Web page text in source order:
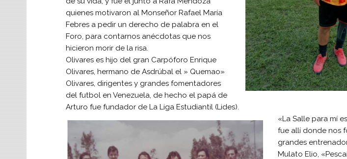
quienes motivaron al Monseñor Rafael María
Febres a pedir un derecho de palabra en el
Foro, para contarnos anécdotas que nos
hicieron morir de la risa.
Olivares es hijo del gran Carpóforo Enrique
Olivares, hermano de Asdrúbal el » Quemao»
Olivares, dirigentes y grandes fomentadores
del futbol en Venezuela, de hecho el papá de
Arturo fue fundador de La Liga Estudiantil (Lides).
«La Salle para mí
fue allí donde nos
grandes
Mulato Elio,